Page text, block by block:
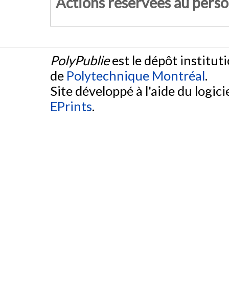
PolyPublieest le dépôt
de Polytechnique Montréal.
Site développé à l'aide du
EPrints.